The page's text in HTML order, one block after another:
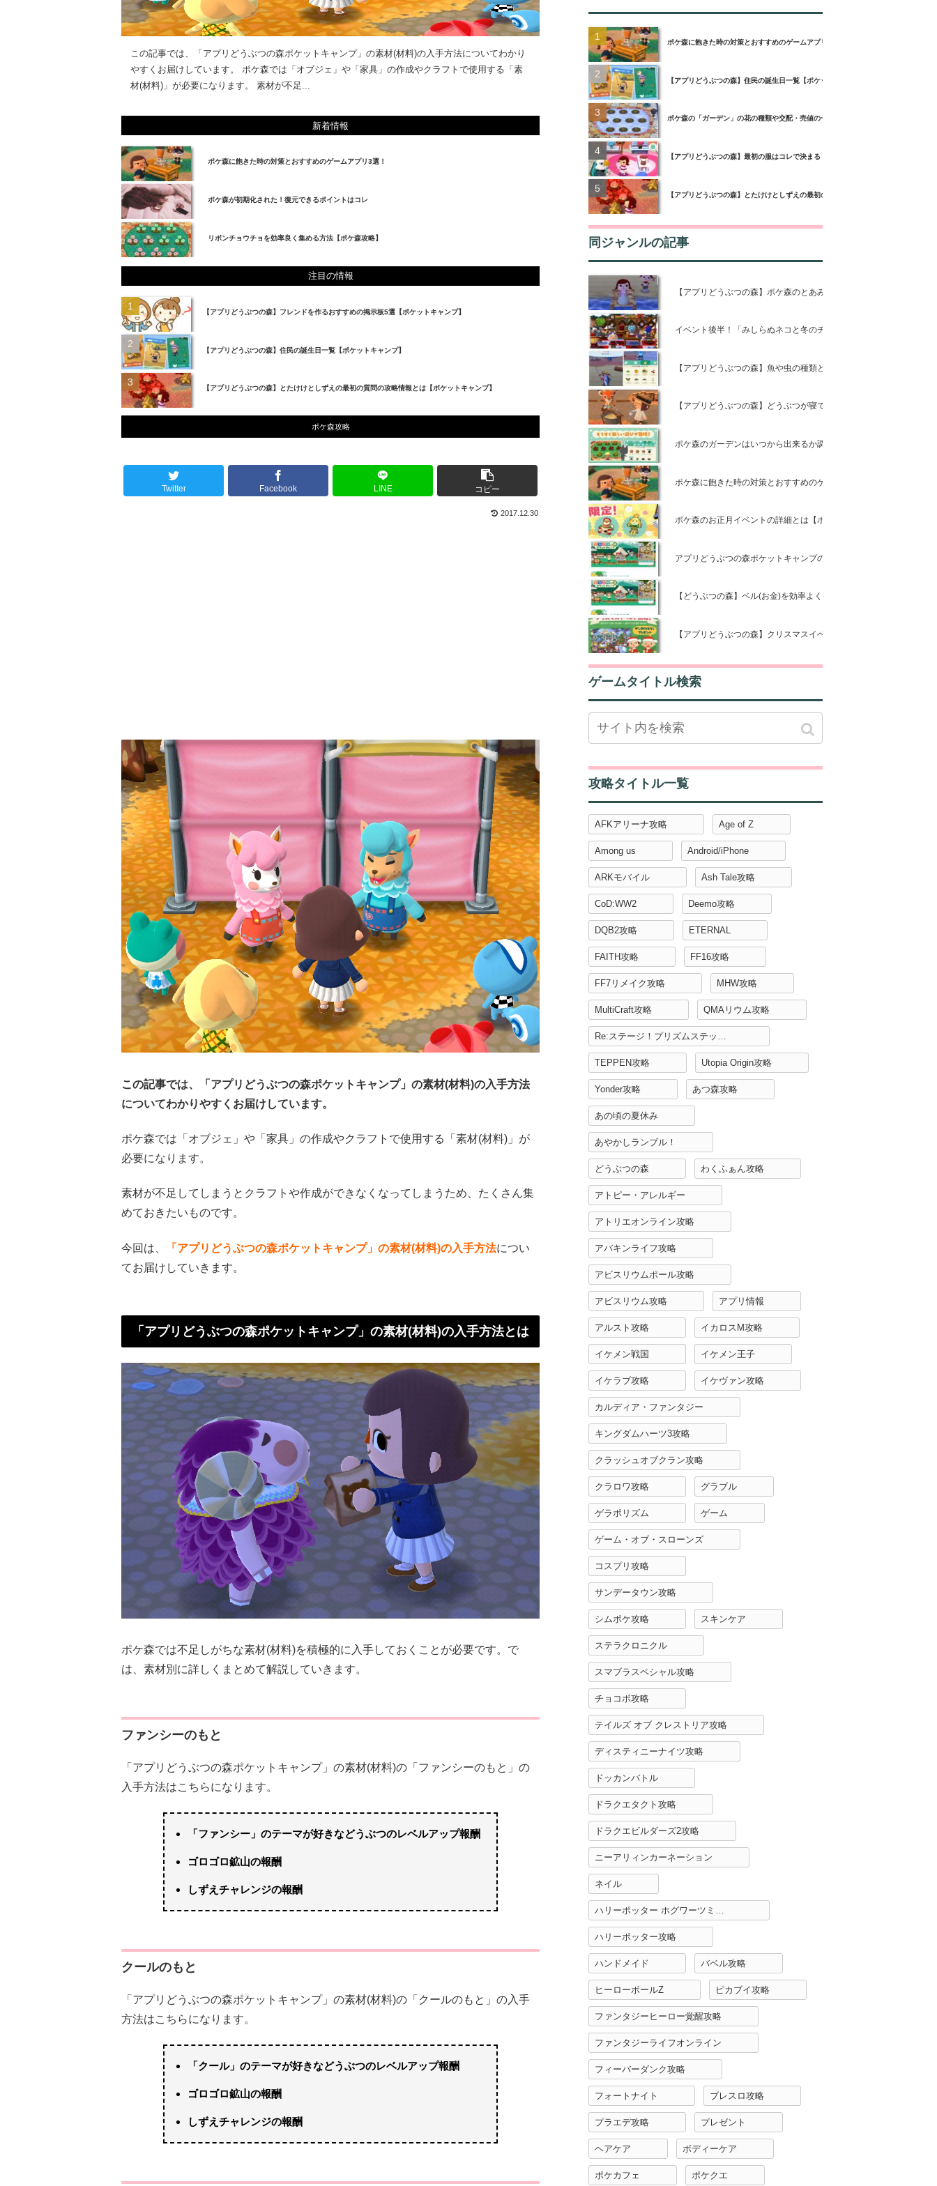
この記事では、「アプリどうぶつの森ポケットキャンプ」の素材(材料)の入手方法についてわかり
やすくお届けしています。 ポケ森では「オブジェ」や「家具」の作成やクラフトで使用する「素
材(材料)」が必要になります。 素材が不足...
新着情報
ポケ森に飽きた時の対策とおすすめのゲームアプリ3選！
ポケ森が初期化された！復元できるポイントはコレ
リボンチョウチョを効率良く集める方法【ポケ森攻略】
注目の情報
【アプリどうぶつの森】フレンドを作るおすすめの掲示板5選【ポケットキャンプ】
【アプリどうぶつの森】住民の誕生日一覧【ポケットキャンプ】
【アプリどうぶつの森】とたけけとしずえの最初の質問の攻略情報とは【ポケットキャンプ】
ポケ森攻略
Twitter Facebook LINE コピー
2017.12.30
この記事では、「アプリどうぶつの森ポケットキャンプ」の素材(材料)の入手方法
についてわかりやすくお届けしています。
ポケ森では「オブジェ」や「家具」の作成やクラフトで使用する「素材(材料)」が
必要になります。
素材が不足してしまうとクラフトや作成ができなくなってしまうため、たくさん集
めておきたいものです。
今回は、 「アプリどうぶつの森ポケットキャンプ」の素材(材料)の入手方法につい
てお届けしていきます。
「アプリどうぶつの森ポケットキャンプ」の素材(材料)の入手方法とは
ポケ森では不足しがちな素材(材料)を積極的に入手しておくことが必要です。で
は、素材別に詳しくまとめて解説していきます。
ファンシーのもと
「アプリどうぶつの森ポケットキャンプ」の素材(材料)の「ファンシーのもと」の
入手方法はこちらになります。
「ファンシー」のテーマが好きなどうぶつのレベルアップ報酬
ゴロゴロ鉱山の報酬
しずえチャレンジの報酬
クールのもと
「アプリどうぶつの森ポケットキャンプ」の素材(材料)の「クールのもと」の入手
方法はこちらになります。
「クール」のテーマが好きなどうぶつのレベルアップ報酬
ゴロゴロ鉱山の報酬
しずえチャレンジの報酬
ポケ森に飽きた時の対策とおすすめのゲームアプリ3選！
【アプリどうぶつの森】住民の誕生日一覧【ポケットキャンプ】
ポケ森の「ガーデン」の花の種類や交配・売値の一覧【どうぶつの森ポケットキャン
【アプリどうぶつの森】最初の服はコレで決まる！【ポケットキャンプ】
【アプリどうぶつの森】とたけけとしずえの最初の質問の攻略情報とは【ポケットキ
同ジャンルの記事
【アプリどうぶつの森】ポケ森のとあみやミツは無料で使えるって
イベント後半！「みしらぬネコと冬のチョウ」の攻略【ポケ森攻略】
【アプリどうぶつの森】魚や虫の種類と場所や時間【ポケットキャ
【アプリどうぶつの森】どうぶつが寝ている時のモヤモヤとは【ポ
ポケ森のガーデンはいつから出来るか調べてみた！
ポケ森に飽きた時の対策とおすすめのゲームアプリ3選！
ポケ森のお正月イベントの詳細とは【ポケ森攻略】
アプリどうぶつの森ポケットキャンプの事前情報とは
【どうぶつの森】ベル(お金)を効率よく貯める方法や裏技11選！【ポ
【アプリどうぶつの森】クリスマスイベントの詳細と攻略情報【ポ
ゲームタイトル検索
攻略タイトル一覧
AFKアリーナ攻略 Age of Z
Among us Android/iPhone
ARKモバイル Ash Tale攻略
CoD:WW2 Deemo攻略
DQB2攻略 ETERNAL
FAITH攻略 FF16攻略
FF7リメイク攻略 MHW攻略
MultiCraft攻略 QMAリウム攻略
TEPPEN攻略 Utopia Origin攻略
Yonder攻略 あつ森攻略
あの頃の夏休み
あやかしランブル！
どうぶつの森 わくふぁん攻略
アトピー・アレルギー
アトリエオンライン攻略
アバキンライフ攻略
アビスリウムポール攻略
アビスリウム攻略 アプリ情報
アルスト攻略 イカロスM攻略
イケメン戦国 イケメン王子
イケラブ攻略 イケヴァン攻略
カルディア・ファンタジー
キングダムハーツ3攻略
クラッシュオブクラン攻略
クラロワ攻略 グラブル
ゲラポリズム ゲーム
ゲーム・オブ・スローンズ
コスプリ攻略
サンデータウン攻略
シムポケ攻略 スキンケア
ステラクロニクル
スマブラスペシャル攻略
チョコボ攻略
テイルズ オブ クレストリア攻略
ディスティニーナイツ攻略
ドッカンバトル
ドラクエタクト攻略
ドラクエビルダーズ2攻略
ニーアリィンカーネーション
ネイル
ハリーポッター攻略
ハンドメイド バベル攻略
ヒーローボールZ ピカブイ攻略
ファンタジーヒーロー覚醒攻略
ファンタジーライフオンライン
フィーバーダンク攻略
フォートナイト ブレスロ攻略
プラエデ攻略 プレゼント
ヘアケア ボディーケア
ポケカフェ ポケクエ